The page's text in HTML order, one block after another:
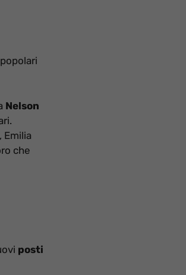
Nelson
Emilia
che
posti